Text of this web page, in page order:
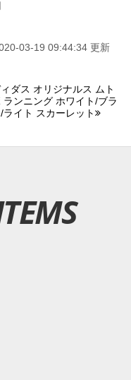
03-19 09:44:34 更新
ダス オリジナルス ムト
ランニング ホワイト/ブラ
ライト スカーレット